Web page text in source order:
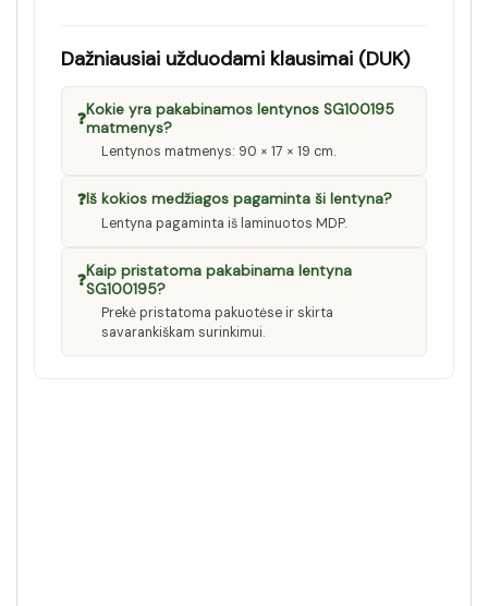
Dažniausiai užduodami klausimai (DUK)
❓Kokie yra pakabinamos lentynos SG100195
matmenys?
Lentynos matmenys: 90 × 17 × 19 cm.
❓Iš kokios medžiagos pagaminta ši lentyna?
Lentyna pagaminta iš laminuotos MDP.
❓Kaip pristatoma pakabinama lentyna
SG100195?
Prekė pristatoma pakuotėse ir skirta
savarankiškam surinkimui.